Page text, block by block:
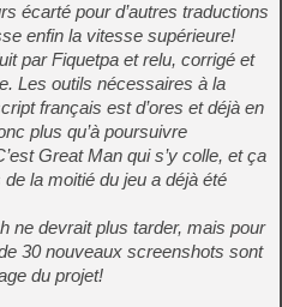
écarté pour d’autres traductions
enfin la vitesse supérieure!
par Fiquetpa et relu, corrigé et
Les outils nécessaires à la
français est d’ores et déjà en
plus qu’à poursuivre
Great Man qui s’y colle, et ça
la moitié du jeu a déjà été
ne devrait plus tarder, mais pour
30 nouveaux screenshots sont
du projet!